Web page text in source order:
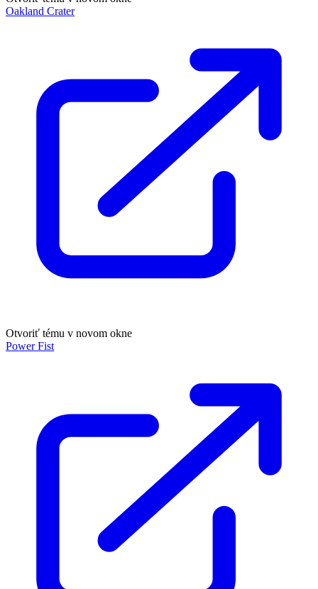
Oakland Crater
Otvoriť tému v novom okne
Power Fist